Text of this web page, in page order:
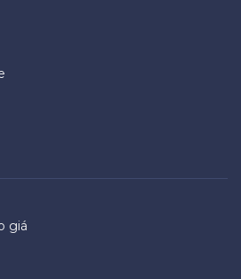
giá